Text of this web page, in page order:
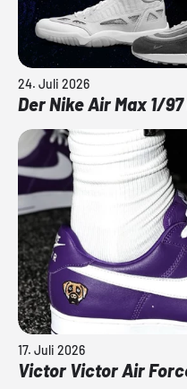
24. Juli 2026
Der Nike Air Max 1/
17. Juli 2026
Victor Victor Air